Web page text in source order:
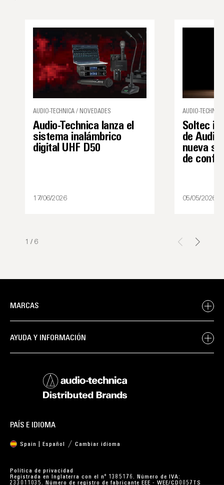
AUDIO-TECHNICA / NOVEDADES
Audio-Technica lanza el
sistema inalámbrico
digital UHF D50
17/06/2026
AUDIO-
Soltec
de
nueva
de
05/05/2026
1 / 6
MARCAS
AYUDA Y INFORMACIÓN
PAÍS E IDIOMA
Spain | Español Cambiar idioma
Política de privacidad
Registrada en Inglaterra con el nº 1385176. Número de IVA:
233011035. Número de registro de fabricante EEE - WEE/CD0057TS